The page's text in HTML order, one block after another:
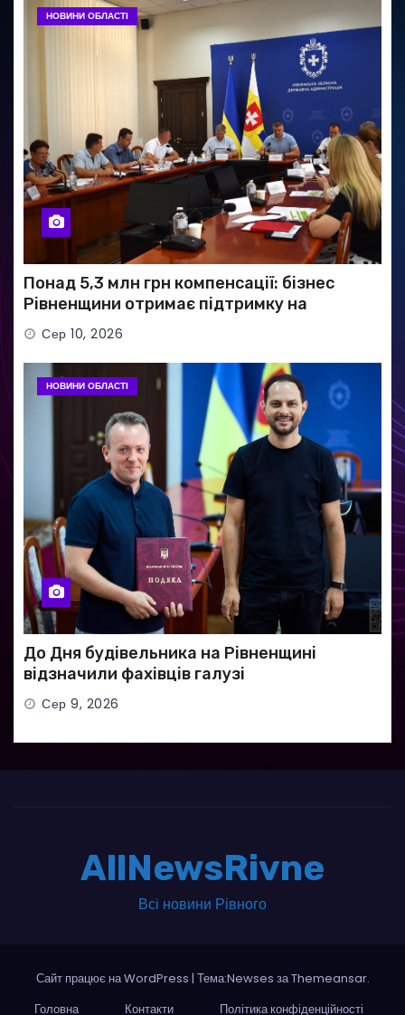
НОВИНИ ОБЛАСТІ
Понад 5,3 млн грн компенсації: бізнес
Рівненщини отримає підтримку на
придбання обладнання
Сер 10, 2026
НОВИНИ ОБЛАСТІ
До Дня будівельника на Рівненщині
відзначили фахівців галузі
Сер 9, 2026
AllNewsRivne
Всі новини Рівного
Сайт працює на WordPress | Тема:Newses заThemeansar.
Головна
Контакти Політика конфіденційності